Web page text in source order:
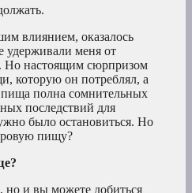
влиянием, оказалось
удерживали меня от
Но настоящим сюрпризом
которую он потреблял, а
пища полна сомнительных
последствий для
было остановиться. Но
пищу?
но и вы можете добиться